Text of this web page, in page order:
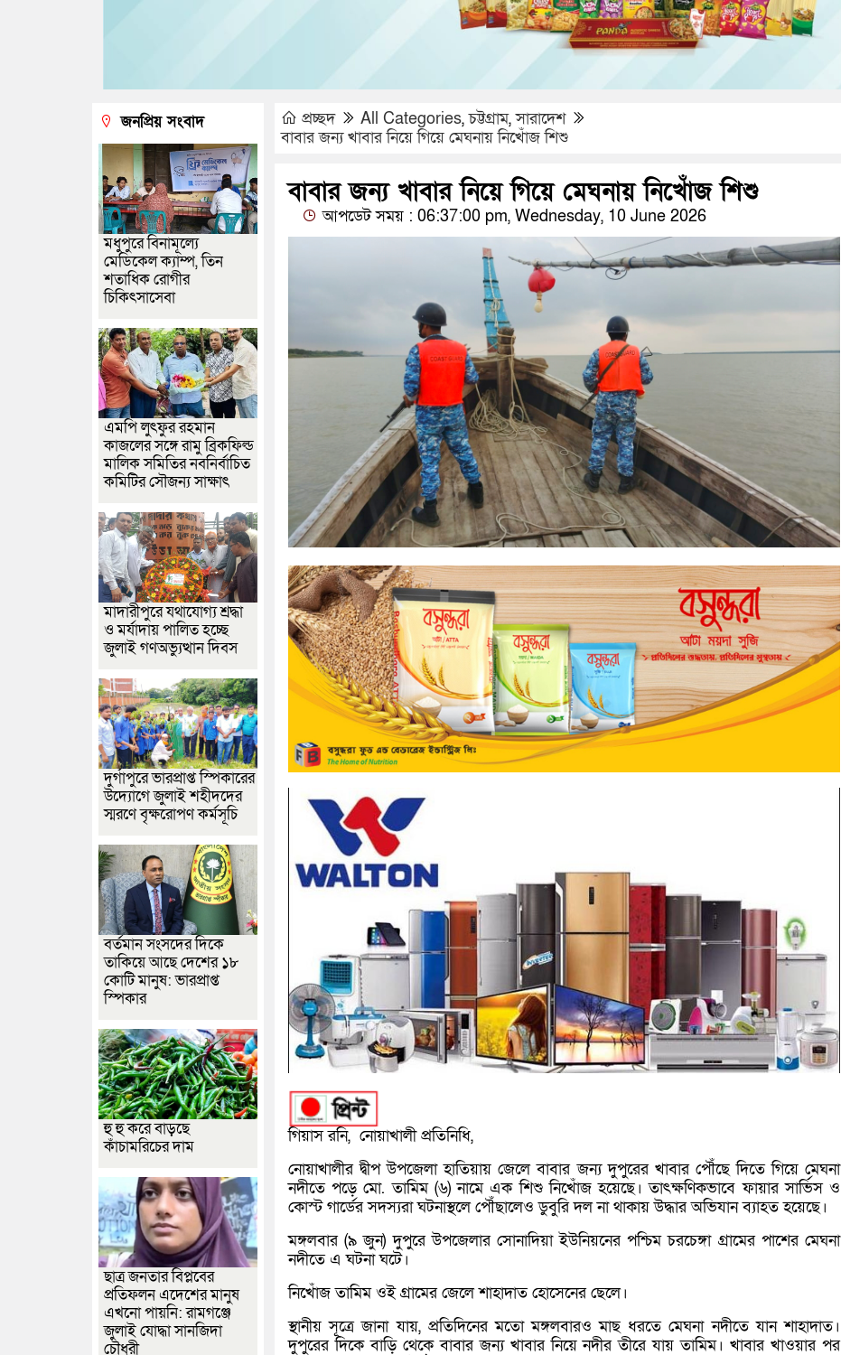
প্রচ্ছদ All Categories,চট্টগ্রাম,সারাদেশ
বাবার জন্য খাবার নিয়ে গিয়ে মেঘনায় নিখোঁজ শিশু
বাবার জন্য খাবার নিয়ে গিয়ে মেঘনায় নিখোঁজ শিশু
আপডেট সময় : 06:37:00 pm, Wednesday, 10 June 2026
গিয়াস রনি, নোয়াখালী প্রতিনিধি,
নোয়াখালীর দ্বীপ উপজেলা হাতিয়ায় জেলে বাবার জন্য দুপুরের খাবার পৌঁছে দিতে গিয়ে মেঘনা
নদীতে পড়ে মো. তামিম (৬) নামে এক শিশু নিখোঁজ হয়েছে। তাৎক্ষণিকভাবে ফায়ার সার্ভিস ও
কোস্ট গার্ডের সদস্যরা ঘটনাস্থলে পৌঁছালেও ডুবুরি দল না থাকায় উদ্ধার অভিযান ব্যাহত হয়েছে।
মঙ্গলবার (৯ জুন) দুপুরে উপজেলার সোনাদিয়া ইউনিয়নের পশ্চিম চরচেঙ্গা গ্রামের পাশের মেঘনা
নদীতে এ ঘটনা ঘটে।
নিখোঁজ তামিম ওই গ্রামের জেলে শাহাদাত হোসেনের ছেলে।
স্থানীয় সূত্রে জানা যায়, প্রতিদিনের মতো মঙ্গলবারও মাছ ধরতে মেঘনা নদীতে যান শাহাদাত।
দুপুরের দিকে বাড়ি থেকে বাবার জন্য খাবার নিয়ে নদীর তীরে যায় তামিম। খাবার খাওয়ার পর
জনপ্রিয় সংবাদ
মধুপুরে বিনামূল্যে
মেডিকেল ক্যাম্প, তিন
শতাধিক রোগীর
চিকিৎসাসেবা
এমপি লুৎফুর রহমান
কাজলের সঙ্গে রামু ব্রিকফিল্ড
মালিক সমিতির নবনির্বাচিত
কমিটির সৌজন্য সাক্ষাৎ
মাদারীপুরে যথাযোগ্য শ্রদ্ধা
ও মর্যাদায় পালিত হচ্ছে
জুলাই গণঅভ্যুত্থান দিবস
দুর্গাপুরে ভারপ্রাপ্ত স্পিকারের
উদ্যোগে জুলাই শহীদদের
স্মরণে বৃক্ষরোপণ কর্মসূচি
বর্তমান সংসদের দিকে
তাকিয়ে আছে দেশের ১৮
কোটি মানুষ: ভারপ্রাপ্ত
স্পিকার
হু হু করে বাড়ছে
কাঁচামরিচের দাম
ছাত্র জনতার বিপ্লবের
প্রতিফলন এদেশের মানুষ
এখনো পায়নি: রামগঞ্জে
জুলাই যোদ্ধা সানজিদা
চৌধুরী